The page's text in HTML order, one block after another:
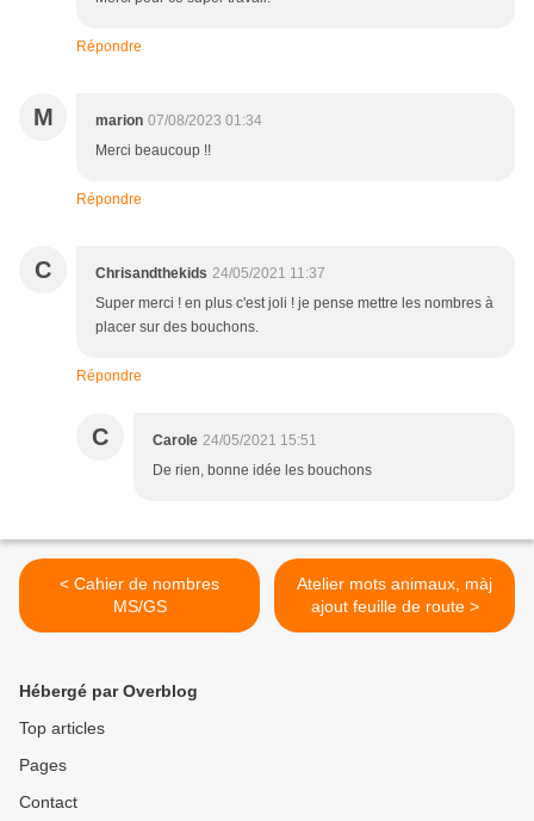
Répondre
M marion 07/08/2023 01:34
Merci beaucoup !!
Répondre
C Chrisandthekids 24/05/2021 11:37
Super merci ! en plus c'est joli ! je pense mettre les nombres à
placer sur des bouchons.
Répondre
C Carole 24/05/2021 15:51
De rien, bonne idée les bouchons
< Cahier de nombres
MS/GS
Atelier mots animaux, màj
ajout feuille de route >
Hébergé par Overblog
Top articles
Pages
Contact